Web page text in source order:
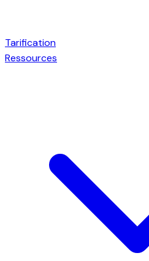
Tarification
Ressources